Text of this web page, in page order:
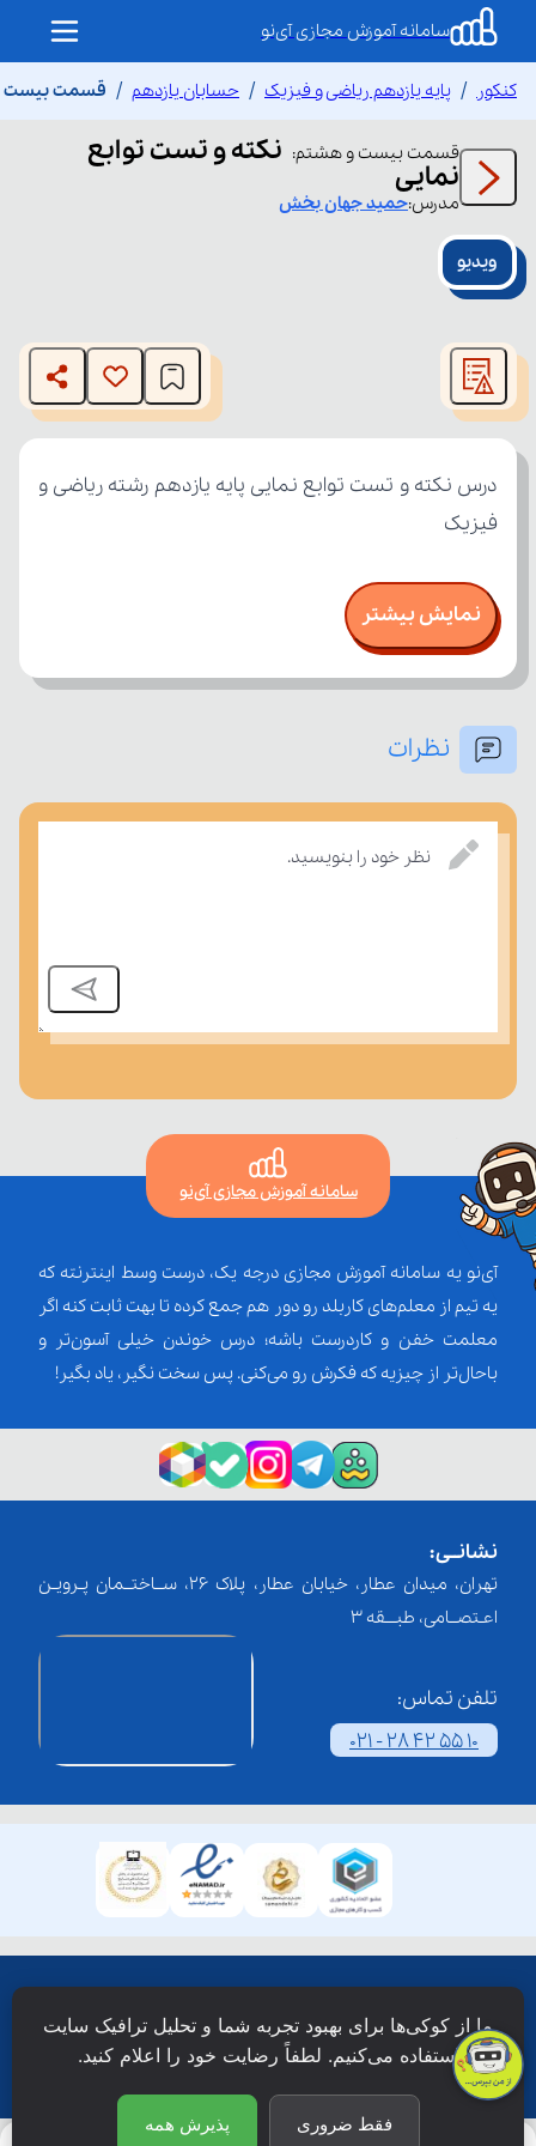
سامانه آموزش مجازی آی‌نو
کنکور پایه یازدهم ریاضی و فیزیک حسابان یازدهم قسمت بیست و
قسمت بیست و هشتم: نکته و تست توابع
نمایی
مدرس:حمیدجهان بخش
ویدیو
modal
window.
The media could not be loaded, either because the server
or network failed or because the format is not supported.
فیزیک
نمایش بیشتر
نظرات
نظر خود را بنویسید.
سامانه آموزش مجازی آی‌نو
آی‌نو یه سامانه آموزش مجازی درجه یک، درست وسط اینترنته که
یه تیم از معلم‌‌های کاربلد رو دور هم جمع کرده تا بهت ثابت کنه اگر
معلمت خفن و کاردرست باشه؛ درس خوندن خیلی آسون‌تر و
باحال‌تر از چیزیه که فکرش رو می‌کنی. پس سخت نگیر، یاد بگیر!
نشانــی:
تهران، میدان عطار، خیابان عطار، پلاک 26، ســاختــمان پـرویـن
اعـتصــامی، طبـــقه 3
تلفن تماس:
021 - 28 42 55 10
دانش نویان محفوظ است.
ما از کوکی‌ها برای بهبود تجربه شما و تحلیل ترافیک سایت
استفاده می‌کنیم. لطفاً رضایت خود را اعلام کنید.
فقط ضروری پذیرش همه